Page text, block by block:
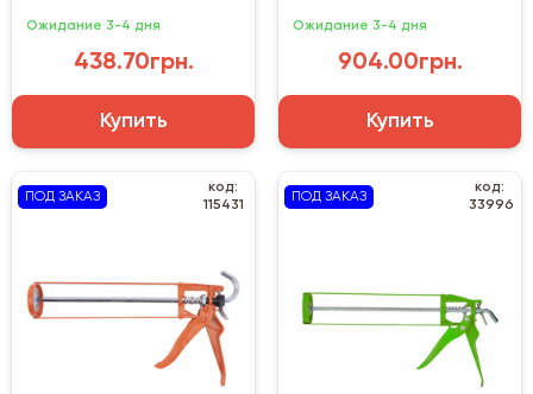
Ожидание 3-4 дня
438.70грн.
Купить
Ожидание 3-4 дня
904.00грн.
Купить
ПОД ЗАКАЗ
код:
115431
ПОД ЗАКАЗ
код:
33996